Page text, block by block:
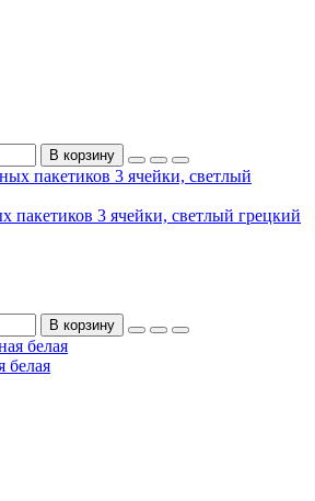
В корзину
пакетиков 3 ячейки, светлый грецкий
В корзину
белая